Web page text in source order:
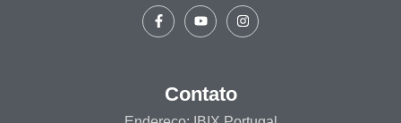
Contato